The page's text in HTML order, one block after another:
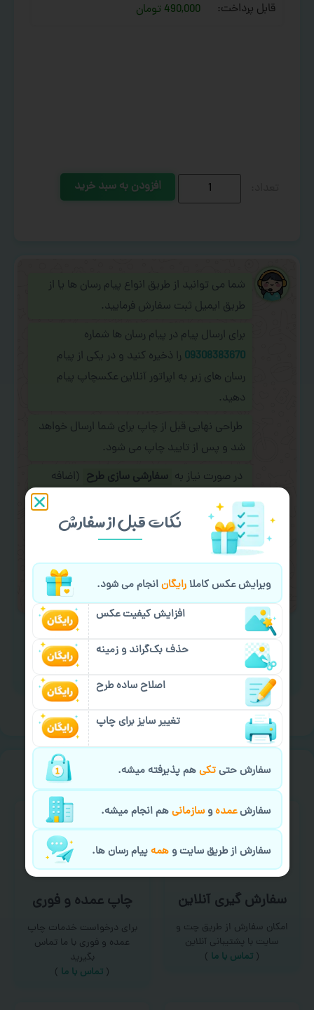
قابل پرداخت: 490,000 تومان
افزودن به سبد خرید
شما می توانید از طریق انواع پیام رسان ها یا از
طریق ایمیل ثبت سفارش فرمایید.
برای ارسال پیام در پیام رسان ها شماره
09308383670 را ذخیره کنید و در یکی از پیام
رسان های زیر به اپراتور آنلاین عکسچاپ پیام
دهید.
طراحی نهایی قبل از چاپ برای شما ارسال خواهد
شد و پس از تایید چاپ می شود.
در صورت نیاز به سفارشی سازی طرح (اضافه
کردن متن و عکس) یا
کادو کردن سفارش با اپراتو عکسچاپ هماهنگی
لازم را انجام دهید.
ایمیل جهت ثبت یا پیگیری سفارش:
aks4chap.com@gmail.com
برای ارسال پیام کلیک کنید
خیالت راحت ازسفارش گیری
سفارش گیری آنلاین
امکان سفارش از طریق چت و
سایت با پشتیبانی آنلاین
( تماس با ما‌ )
چاپ عمده و فوری
برای درخواست خدمات چاپ
عمده و فوری با ما تماس
بگیرید
( تماس با ما )
نکات قبل از سفارش
ویرایش عکس کاملارایگانانجام می شود.
افزایش کیفیت عکس
حذف بک‌گراند و زمینه
اصلاح ساده طرح
تغییر سایز برای چاپ
سفارش حتیتکیهم پذیرفته میشه.
سفارشعمدهوسازمانیهم انجام میشه.
سفارش از طریق سایت وهمهپیام رسان ها.